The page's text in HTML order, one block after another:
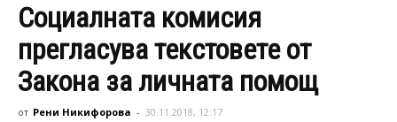
Социалната комисия
прегласува текстовете от
Закона за личната помощ
от Рени Никифорова - 30.11.2018, 12:17